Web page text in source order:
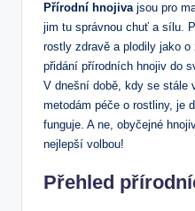
Přírodní hnojivajsou pro
jim tu správnou chuť a sílu.
rostly zdravě a plodily jako
přidání přírodních hnojiv do
V dnešní době, kdy se stále
metodám péče o rostliny, je
funguje. A ne, obyčejné
nejlepší volbou!
Přehled